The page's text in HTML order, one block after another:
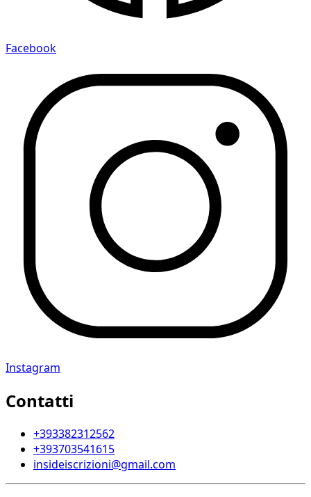
Facebook
Instagram
Contatti
+393382312562
+393703541615
insideiscrizioni@gmail.com